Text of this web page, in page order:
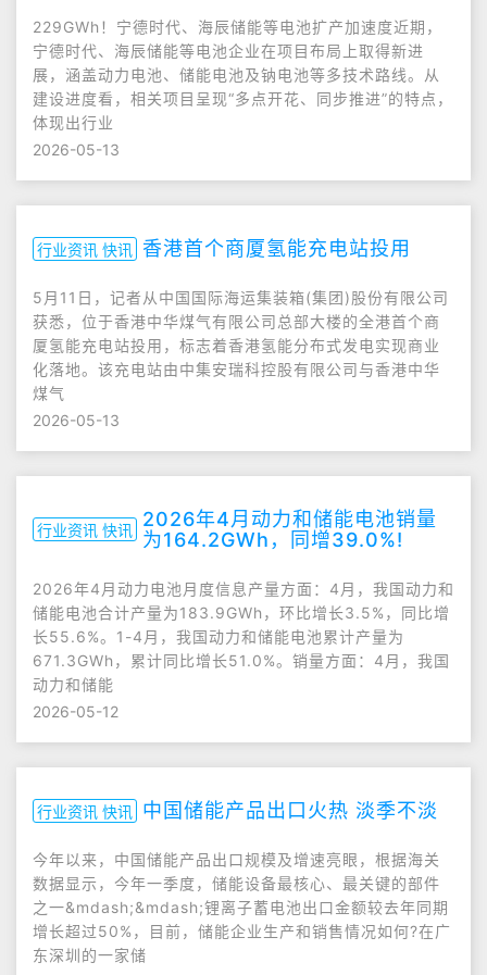
229GWh！宁德时代、海辰储能等电池扩产加速度近期，
宁德时代、海辰储能等电池企业在项目布局上取得新进
展，涵盖动力电池、储能电池及钠电池等多技术路线。从
建设进度看，相关项目呈现“多点开花、同步推进”的特点，
体现出行业
2026-05-13
行业资讯 快讯 香港首个商厦氢能充电站投用
5月11日，记者从中国国际海运集装箱(集团)股份有限公司
获悉，位于香港中华煤气有限公司总部大楼的全港首个商
厦氢能充电站投用，标志着香港氢能分布式发电实现商业
化落地。该充电站由中集安瑞科控股有限公司与香港中华
煤气
2026-05-13
行业资讯 快讯 2026年4月动力和储能电池销量
为164.2GWh，同增39.0%!
2026年4月动力电池月度信息产量方面：4月，我国动力和
储能电池合计产量为183.9GWh，环比增长3.5%，同比增
长55.6%。1-4月，我国动力和储能电池累计产量为
671.3GWh，累计同比增长51.0%。销量方面：4月，我国
动力和储能
2026-05-12
行业资讯 快讯 中国储能产品出口火热 淡季不淡
今年以来，中国储能产品出口规模及增速亮眼，根据海关
数据显示，今年一季度，储能设备最核心、最关键的部件
之一&mdash;&mdash;锂离子蓄电池出口金额较去年同期
增长超过50%，目前，储能企业生产和销售情况如何?在广
东深圳的一家储